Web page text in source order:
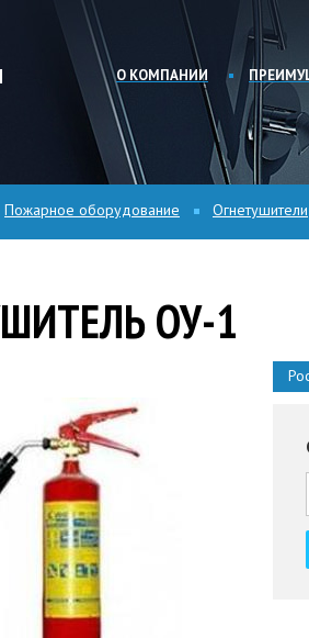
О КОМПАНИИ
Пожарное оборудование Огнетушители
ОУ-1